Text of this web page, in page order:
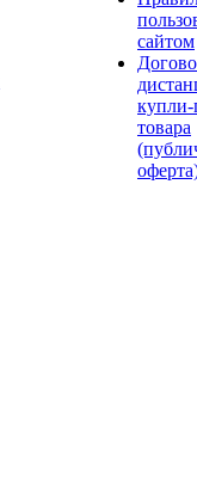
сайтом
товара